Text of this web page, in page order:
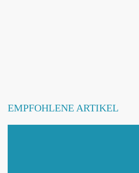
EMPFOHLENE ARTIKEL